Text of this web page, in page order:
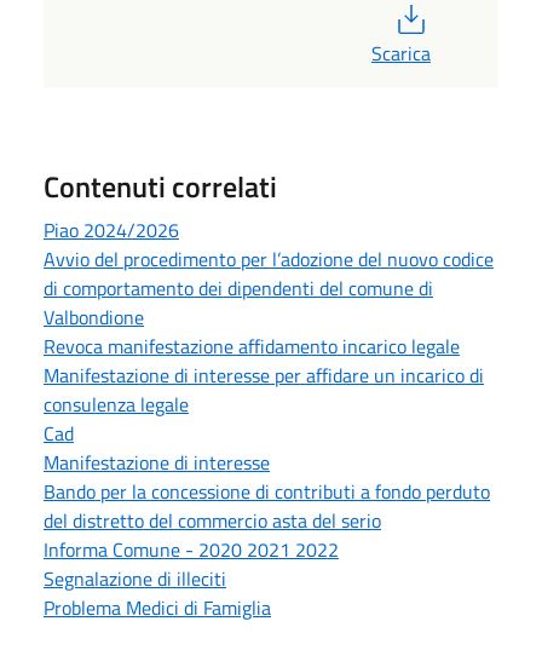
Scarica
Contenuti correlati
Piao 2024/2026
Avvio del procedimento per l’adozione del nuovo codice
di comportamento dei dipendenti del comune di
Valbondione
Revoca manifestazione affidamento incarico legale
Manifestazione di interesse per affidare un incarico di
consulenza legale
Cad
Manifestazione di interesse
Bando per la concessione di contributi a fondo perduto
del distretto del commercio asta del serio
Informa Comune - 2020 2021 2022
Segnalazione di illeciti
Problema Medici di Famiglia